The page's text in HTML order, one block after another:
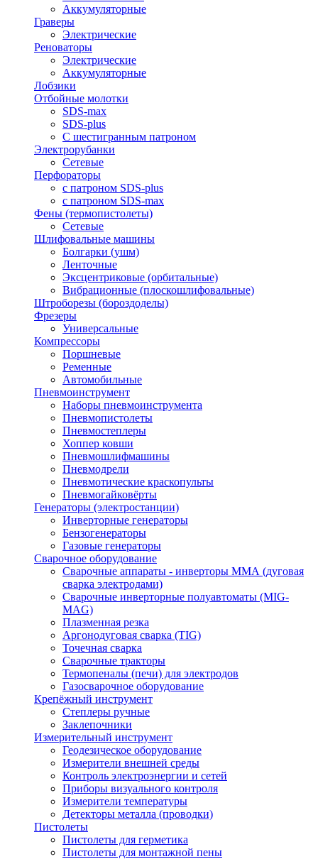
Аккумуляторные
Граверы
Электрические
Реноваторы
Электрические
Аккумуляторные
Лобзики
Отбойные молотки
SDS-max
SDS-plus
С шестигранным патроном
Электрорубанки
Сетевые
Перфораторы
с патроном SDS-plus
с патроном SDS-max
Фены (термопистолеты)
Сетевые
Шлифовальные машины
Болгарки (ушм)
Ленточные
Эксцентриковые (орбитальные)
Вибрационные (плоскошлифовальные)
Штроборезы (бороздоделы)
Фрезеры
Универсальные
Компрессоры
Поршневые
Ременные
Автомобильные
Пневмоинструмент
Наборы пневмоинструмента
Пневмопистолеты
Пневмостеплеры
Хоппер ковши
Пневмошлифмашины
Пневмодрели
Пневмотические краскопульты
Пневмогайковёрты
Генераторы (электростанции)
Инверторные генераторы
Бензогенераторы
Газовые генераторы
Сварочное оборудование
Сварочные аппараты - инверторы ММА (дуговая
сварка электродами)
Сварочные инверторные полуавтоматы (MIG-
MAG)
Плазменная резка
Аргонодуговая сварка (TIG)
Точечная сварка
Сварочные тракторы
Термопеналы (печи) для электродов
Газосварочное оборудование
Крепёжный инструмент
Степлеры ручные
Заклепочники
Измерительный инструмент
Геодезическое оборудование
Измерители внешней среды
Контроль электроэнергии и сетей
Приборы визуального контроля
Измерители температуры
Детекторы металла (проводки)
Пистолеты
Пистолеты для герметика
Пистолеты для монтажной пены